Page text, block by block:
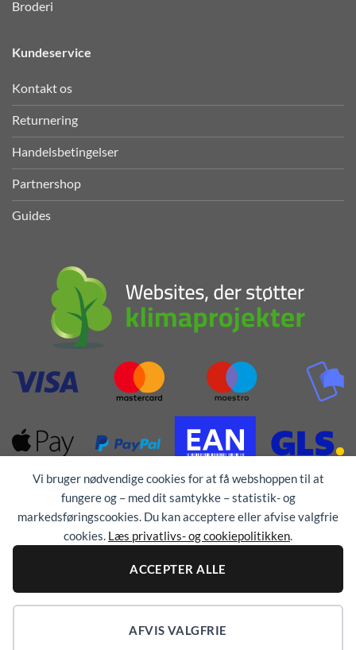
Vi bruger nødvendige cookies for at få webshoppen til at
fungere og – med dit samtykke – statistik- og
markedsføringscookies. Du kan acceptere eller afvise valgfrie
cookies. Læs privatlivs- og cookiepolitikken.
ACCEPTER ALLE
AFVIS VALGFRIE
Broderi
Kundeservice
Kontakt os
Returnering
Handelsbetingelser
Partnershop
Guides
Alle rettigheder forbeholdes © 1976 - 2026TEX-